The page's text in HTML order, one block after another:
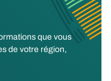
que vous
de votre région,